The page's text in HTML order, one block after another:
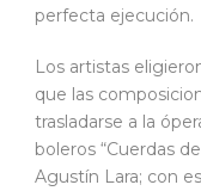
perfecta ejecución.
Los artistas
que las
trasladarse a la
boleros “Cuerdas
Agustín Lara; con